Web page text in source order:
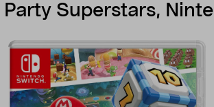
Party Superstars,